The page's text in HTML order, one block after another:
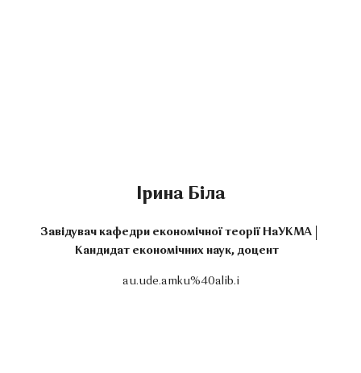
Ірина Біла
Завідувач кафедри економічної теорії НаУКМА
Кандидат економічних наук, доцент
au.ude.amku%40alib.i